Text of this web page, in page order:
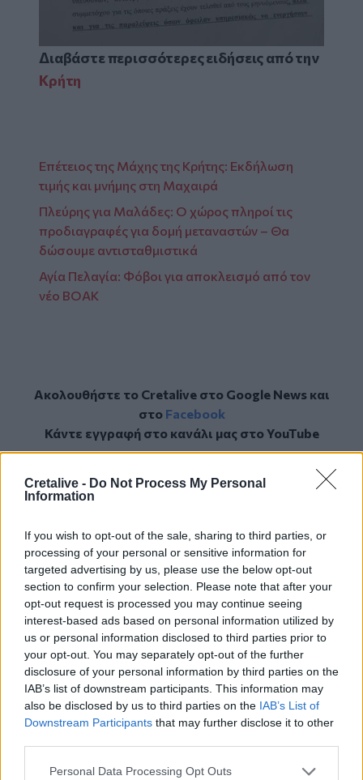
Cretalive - Do Not Process My Personal
Information
If you wish to opt-out of the sale, sharing to third parties, or
processing of your personal or sensitive information for
targeted advertising by us, please use the below opt-out
section to confirm your selection. Please note that after your
opt-out request is processed you may continue seeing
interest-based ads based on personal information utilized by
us or personal information disclosed to third parties prior to
your opt-out. You may separately opt-out of the further
disclosure of your personal information by third parties on the
IAB’s list of downstream participants. This information may
also be disclosed by us to third parties on the IAB’s List of
Downstream Participants that may further disclose it to other
Personal Data Processing Opt Outs
Διαβάστε περισσότερες ειδήσεις από την
Κρήτη
Eπέτειος της Μάχης της Κρήτης: Εκδήλωση
τιμής και μνήμης στη Μαχαιρά
Πλεύρης για Μαλάδες: Ο χώρος πληροί τις
προδιαγραφές για δομή μεταναστών – Θα
δώσουμε αντισταθμιστικά
Αγία Πελαγία: Φόβοι για αποκλεισμό από τον
νέο ΒΟΑΚ
Ακολουθήστε το Cretalive στο Google Newsκαι
στο Facebook
Κάντε εγγραφή στο κανάλι μας στοYouTube